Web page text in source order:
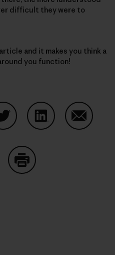
difficult they were to
and it makes you think a
you function!
Copy Link teilen